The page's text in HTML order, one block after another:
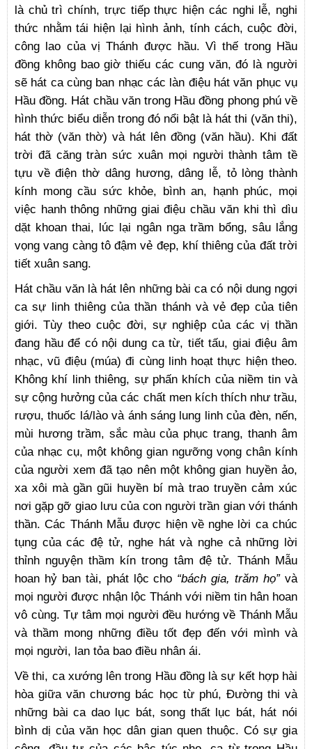
là chủ trì chính, trực tiếp thực hiện các nghi lễ, nghi
thức nhằm tái hiện lại hình ảnh, tính cách, cuộc đời,
công lao của vị Thánh được hầu. Vì thế trong Hầu
đồng không bao giờ thiếu các cung văn, đó là người
sẽ hát ca cùng ban nhạc các làn điệu hát văn phục vụ
Hầu đồng. Hát chầu văn trong Hầu đồng phong phú về
hình thức biểu diễn trong đó nổi bật là hát thi (văn thi),
hát thờ (văn thờ) và hát lên đồng (văn hầu). Khi đất
trời đã căng tràn sức xuân mọi người thành tâm tề
tựu về điện thờ dâng hương, dâng lễ, tỏ lòng thành
kính mong cầu sức khỏe, bình an, hạnh phúc, mọi
việc hanh thông những giai điệu chầu văn khi thì dìu
dặt khoan thai, lúc lại ngân nga trầm bổng, sâu lắng
vọng vang càng tô đậm vẻ đẹp, khí thiêng của đất trời
tiết xuân sang.
Hát chầu văn là hát lên những bài ca có nội dung ngợi
ca sự linh thiêng của thần thánh và vẻ đẹp của tiên
giới. Tùy theo cuộc đời, sự nghiệp của các vị thần
đang hầu để có nội dung ca từ, tiết tấu, giai điệu âm
nhạc, vũ điệu (múa) đi cùng linh hoạt thực hiện theo.
Không khí linh thiêng, sự phấn khích của niềm tin và
sự cộng hưởng của các chất men kích thích như trầu,
rượu, thuốc lá/lào và ánh sáng lung linh của đèn, nến,
mùi hương trầm, sắc màu của phục trang, thanh âm
của nhạc cụ, một không gian ngưỡng vọng chân kính
của người xem đã tạo nên một không gian huyền ảo,
xa xôi mà gần gũi huyền bí mà trao truyền cảm xúc
nơi gặp gỡ giao lưu của con người trần gian với thánh
thần. Các Thánh Mẫu được hiện về nghe lời ca chúc
tụng của các đệ tử, nghe hát và nghe cả những lời
thỉnh nguyện thầm kín trong tâm đệ tử. Thánh Mẫu
hoan hỷ ban tài, phát lộc cho “bách gia, trăm họ”và
mọi người được nhận lộc Thánh với niềm tin hân hoan
vô cùng. Tự tâm mọi người đều hướng về Thánh Mẫu
và thầm mong những điều tốt đẹp đến với mình và
mọi người, lan tỏa bao điều nhân ái.
Về thi, ca xướng lên trong Hầu đồng là sự kết hợp hài
hòa giữa văn chương bác học từ phú, Đường thi và
những bài ca dao lục bát, song thất lục bát, hát nói
bình dị của văn học dân gian quen thuộc. Có sự gia